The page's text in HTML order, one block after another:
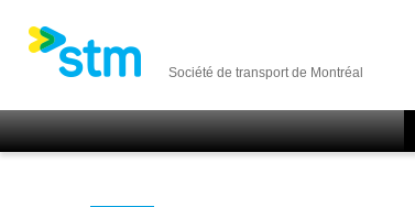
Société de transport de Montréal